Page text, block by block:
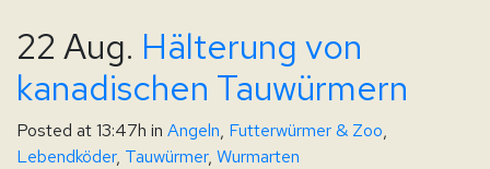
22 Aug. Hälterung von
kanadischen Tauwürmern
Posted at 13:47h in Angeln, Futterwürmer & Zoo,
Lebendköder, Tauwürmer, Wurmarten